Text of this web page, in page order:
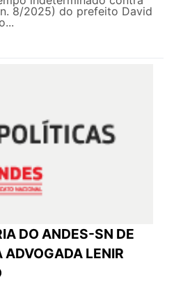
8/2025) do prefeito David
DO ANDES-SN DE
ADVOGADA LENIR